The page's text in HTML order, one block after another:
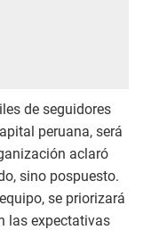
de seguidores
peruana, será
aclaró
sino pospuesto.
se priorizará
las expectativas